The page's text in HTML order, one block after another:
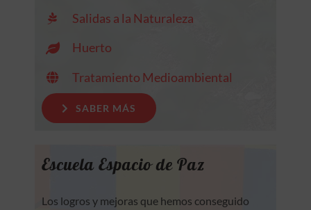
Salidas a la Naturaleza
Huerto
Tratamiento Medioambiental
SABER MÁS
Escuela Espacio de Paz
Los logros y mejoras que hemos conseguido